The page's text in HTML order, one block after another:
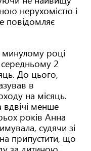
нерухомістю і
повідомляє
минулому році
2
До цього,
в
на місяць.
менше
років Анна
судячи зі
припустити, що